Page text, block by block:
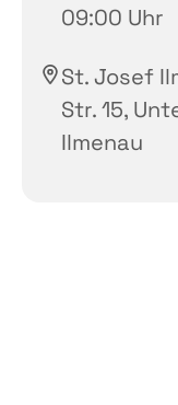
09:00 Uhr
St. Josef
Str. 15,
Ilmenau